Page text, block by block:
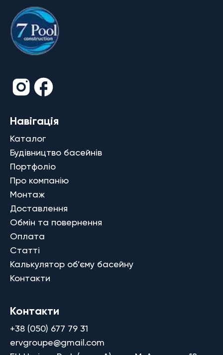
Навігація
Каталог
Будівництво басейнів
Портфоліо
Про компанію
Монтаж
Доставлення
Обмін та повернення
Оплата
Статті
Калькулятор об’єму басейну
Контакти
Контакти
+38 (050) 677 79 31
ervgroupe@gmail.com